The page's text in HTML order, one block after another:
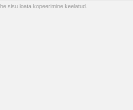
sisu loata kopeerimine keelatud.